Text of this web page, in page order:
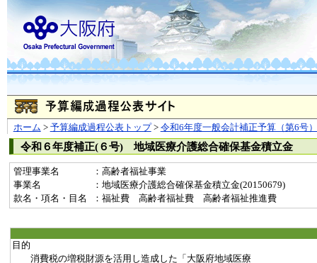
ホーム > 予算編成過程公表トップ> 令和6年度一般会計補正予算（第6号
令和６年度補正(６号) 地域医療介護総合確保基金積立金
管理事業名
：高齢者福祉事業
事業名
：地域医療介護総合確保基金積立金(20150679)
款名・項名・目名
：福祉費 高齢者福祉費 高齢者福祉推進費
目的
消費税の増税財源を活用し造成した「大阪府地域医療